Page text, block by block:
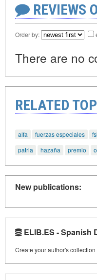
REVIEWS
Order by:
There are no
RELATED
alfa fuerzas especiales
patria
hazaña premio
New publications:
ELIB.ES - Spanish
Create your author's